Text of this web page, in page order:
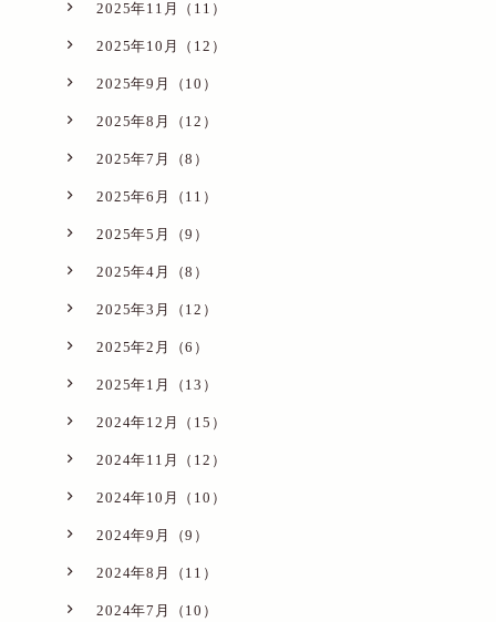
2025年11月（11）
2025年10月（12）
2025年9月（10）
2025年8月（12）
2025年7月（8）
2025年6月（11）
2025年5月（9）
2025年4月（8）
2025年3月（12）
2025年2月（6）
2025年1月（13）
2024年12月（15）
2024年11月（12）
2024年10月（10）
2024年9月（9）
2024年8月（11）
2024年7月（10）